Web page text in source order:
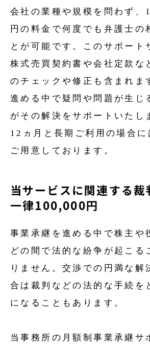
会社の業種や規模を問わず、
円の料金で何度でも弁護士の
とが可能です。このサポート
株式売買契約書や会社定款な
のチェックや修正も含まれま
進める中で疑問や問題が生じ
がその解決をサポートいたし
12ヵ月と長期ご利用の場合に
ご用意しております。
当サービスに関連する裁
一律100,000円
事業承継を進める中で株主や
どの間で法的な紛争が起こる
りません。交渉での円満な解
合は裁判などの法的な手続を
になることもあります。
当事務所の月額制事業承継サ